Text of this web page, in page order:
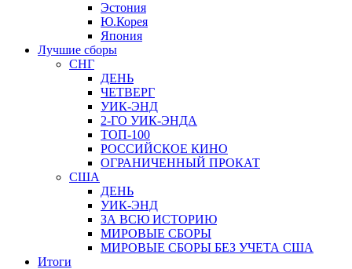
Эстония
Ю.Корея
Япония
Лучшие сборы
СНГ
ДЕНЬ
ЧЕТВЕРГ
УИК-ЭНД
2-ГО УИК-ЭНДА
ТОП-100
РОССИЙСКОЕ КИНО
ОГРАНИЧЕННЫЙ ПРОКАТ
США
ДЕНЬ
УИК-ЭНД
ЗА ВСЮ ИСТОРИЮ
МИРОВЫЕ СБОРЫ
МИРОВЫЕ СБОРЫ БЕЗ УЧЕТА США
Итоги